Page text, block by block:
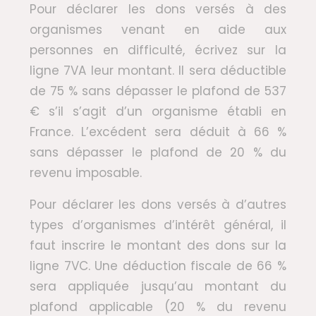
Pour déclarer les dons versés à des
organismes venant en aide aux
personnes en difficulté, écrivez sur la
ligne 7VA leur montant. Il sera déductible
de 75 % sans dépasser le plafond de 537
€ s’il s’agit d’un organisme établi en
France. L’excédent sera déduit à 66 %
sans dépasser le plafond de 20 % du
revenu imposable.
Pour déclarer les dons versés à d’autres
types d’organismes d’intérêt général, il
faut inscrire le montant des dons sur la
ligne 7VC. Une déduction fiscale de 66 %
sera appliquée jusqu’au montant du
plafond applicable (20 % du revenu